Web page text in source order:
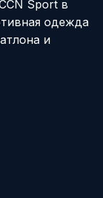
Sport в
одежда
и